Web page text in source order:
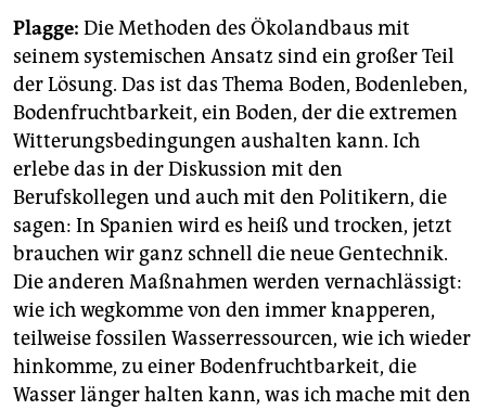
Plagge: Die Methoden des Ökolandbaus mit
seinem systemischen Ansatz sind ein großer Teil
der Lösung. Das ist das Thema Boden, Boden­leben,
Bodenfruchtbarkeit, ein Boden, der die extremen
Witterungsbedingungen aushalten kann. Ich
erlebe das in der Diskussion mit den
Berufskollegen und auch mit den Politikern, die
sagen: In Spanien wird es heiß und trocken, jetzt
brauchen wir ganz schnell die neue Gentechnik.
Die anderen Maßnahmen werden vernachlässigt:
wie ich wegkomme von den immer knapperen,
teilweise fossilen Wasserressourcen, wie ich wieder
hinkomme, zu einer Bodenfruchtbarkeit, die
Wasser länger halten kann, was ich mache mit den